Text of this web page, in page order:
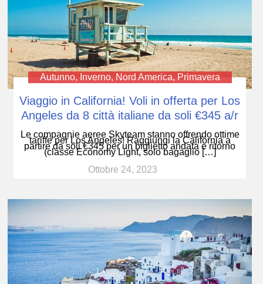
Autunno, Inverno, Nord America, Primavera
Viaggio in California! Voli in offerta per Los
Angeles da 8 città italiane da soli €345 a/r
Le compagnie aeree Skyteam stanno offrendo ottime
tariffe per Los Angeles! Raggiungi la California a
partire da soli €345 per un biglietto andata e ritorno
(classe Economy Light, solo bagaglio […]
Ottobre 24, 2023